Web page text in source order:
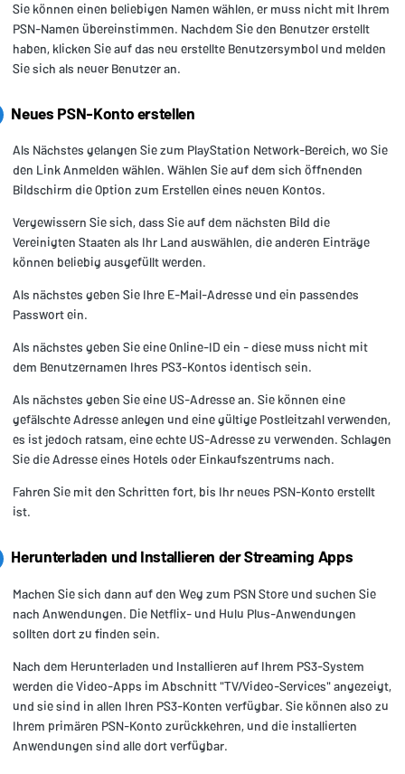
Sie können einen beliebigen Namen wählen, er muss nicht mit Ihrem
PSN-Namen übereinstimmen. Nachdem Sie den Benutzer erstellt
haben, klicken Sie auf das neu erstellte Benutzersymbol und melden
Sie sich als neuer Benutzer an.
Neues PSN-Konto erstellen
Als Nächstes gelangen Sie zum PlayStation Network-Bereich, wo Sie
den Link Anmelden wählen. Wählen Sie auf dem sich öffnenden
Bildschirm die Option zum Erstellen eines neuen Kontos.
Vergewissern Sie sich, dass Sie auf dem nächsten Bild die
Vereinigten Staaten als Ihr Land auswählen, die anderen Einträge
können beliebig ausgefüllt werden.
Als nächstes geben Sie Ihre E-Mail-Adresse und ein passendes
Passwort ein.
Als nächstes geben Sie eine Online-ID ein - diese muss nicht mit
dem Benutzernamen Ihres PS3-Kontos identisch sein.
Als nächstes geben Sie eine US-Adresse an. Sie können eine
gefälschte Adresse anlegen und eine gültige Postleitzahl verwenden,
es ist jedoch ratsam, eine echte US-Adresse zu verwenden. Schlagen
Sie die Adresse eines Hotels oder Einkaufszentrums nach.
Fahren Sie mit den Schritten fort, bis Ihr neues PSN-Konto erstellt
ist.
Herunterladen und Installieren der Streaming Apps
Machen Sie sich dann auf den Weg zum PSN Store und suchen Sie
nach Anwendungen. Die Netflix- und Hulu Plus-Anwendungen
sollten dort zu finden sein.
Nach dem Herunterladen und Installieren auf Ihrem PS3-System
werden die Video-Apps im Abschnitt "TV/Video-Services" angezeigt,
und sie sind in allen Ihren PS3-Konten verfügbar. Sie können also zu
Ihrem primären PSN-Konto zurückkehren, und die installierten
Anwendungen sind alle dort verfügbar.